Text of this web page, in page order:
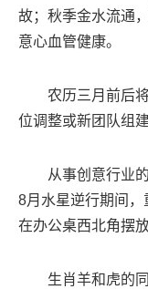
故；秋季金水流通
意心血管健康。
农历三月前后
位调整或新团队组
从事创意行业
8月水星逆行期间
在办公桌西北角摆
生肖羊和虎的